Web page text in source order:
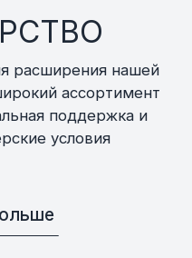
расширения нашей
ассортимент
поддержка и
условия